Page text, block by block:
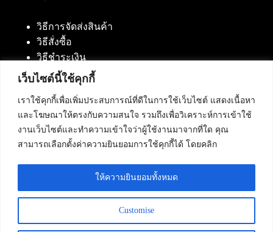
เว็บไซต์นี้ใช้คุกกี้
เราใช้คุกกี้เพื่อเพิ่มประสบการณ์ที่ดีในการใช้เว็บไซต์ แสดงเนื้อหา
และโฆษณาให้ตรงกับความสนใจ รวมถึงเพื่อวิเคราะห์การเข้าใช้
งานเว็บไซต์และทำความเข้าใจว่าผู้ใช้งานมาจากที่ใด คุณ
สามารถเลือกตั้งค่าความยินยอมการใช้คุกกี้ได้ โดยคลิก
Customise
ให้ความยินยอมทั้งหมด
วิธีการจัดส่งสินค้า
วิธีสั่งซื้อ
วิธีชำระเงิน
ติดต่อเรา
บริษัท เน็ทฟิวชั่น คอมมิวนิเคชั่น จำกัด 420/94 ถนน
นัมเบอร์วัน-ราม 2 แขวงดอกไม้, เขตประเวศ
กรุงเทพมหานคร 10250
โทรศัพท์ :084-553-4055,086-309-5259,